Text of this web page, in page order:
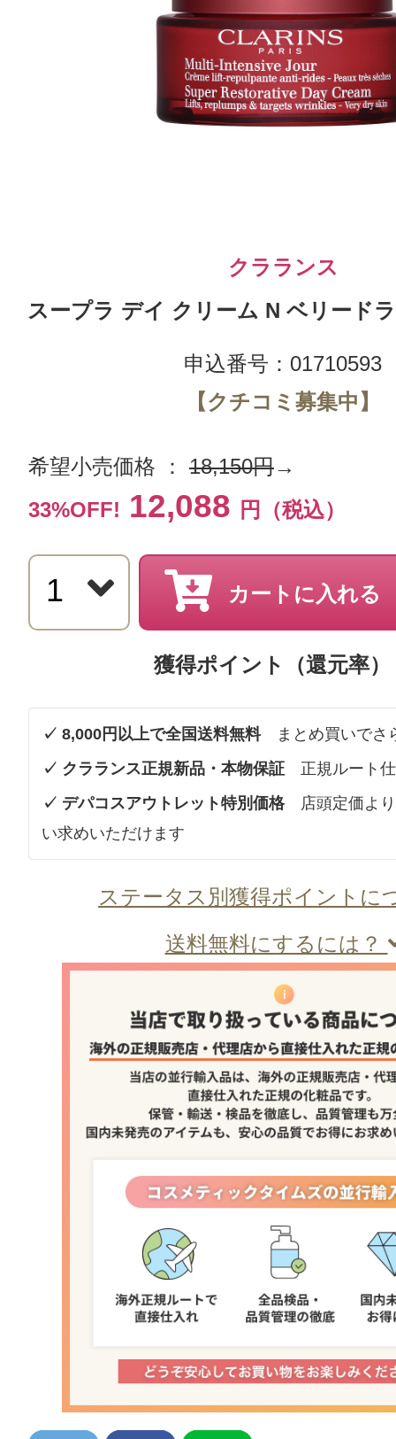
クラランス
スープラ デイ クリーム N ベリード
申込番号：01710593
【クチコミ募集中】
希望小売価格 ： 18,150円→
33%OFF! 12,088 円（税込）
カートに入れる
獲得ポイント（還元率）
✓ 8,000円以上で全国送料無料まとめ買いでさ
✓ クラランス正規新品・本物保証 正規ルート
✓ デパコスアウトレット特別価格店頭定価より
い求めいただけます
ステータス別獲得ポイントに
送料無料にするには？